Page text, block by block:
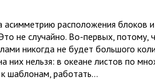
асимметрию расположения блоков и
не случайно. Во-первых, потому,
никогда не будет большого
них нельзя: в океане листов по
шаблонам, работать…